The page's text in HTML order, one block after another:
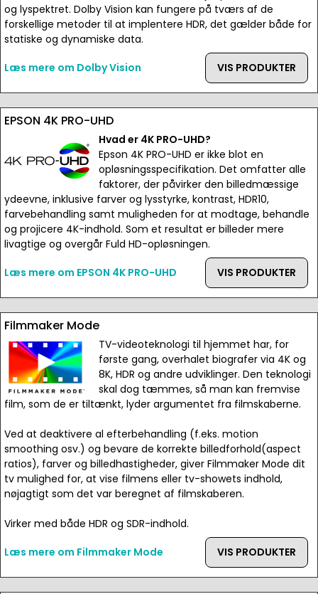
og lyspektret. Dolby Vision kan fungere på tværs af de
forskellige metoder til at implentere HDR, det gælder både for
statiske og dynamiske data.
Læs mere om Dolby Vision
VIS PRODUKTER
EPSON 4K PRO-UHD
Hvad er 4K PRO-UHD?
Epson 4K PRO-UHD er ikke blot en
opløsningsspecifikation. Det omfatter alle
faktorer, der påvirker den billedmæssige
ydeevne, inklusive farver og lysstyrke, kontrast, HDR10,
farvebehandling samt muligheden for at modtage, behandle
og projicere 4K-indhold. Som et resultat er billeder mere
livagtige og overgår Fuld HD-opløsningen.
Læs mere om EPSON 4K PRO-UHD
VIS PRODUKTER
Filmmaker Mode
TV-videoteknologi til hjemmet har, for
første gang, overhalet biografer via 4K og
8K, HDR og andre udviklinger. Den teknologi
skal dog tæmmes, så man kan fremvise
film, som de er tiltænkt, lyder argumentet fra filmskaberne.
Ved at deaktivere al efterbehandling (f.eks. motion
smoothing osv.) og bevare de korrekte billedforhold(aspect
ratios), farver og billedhastigheder, giver Filmmaker Mode dit
tv mulighed for, at vise filmens eller tv-showets indhold,
nøjagtigt som det var beregnet af filmskaberen.
Virker med både HDR og SDR-indhold.
Læs mere om Filmmaker Mode
VIS PRODUKTER